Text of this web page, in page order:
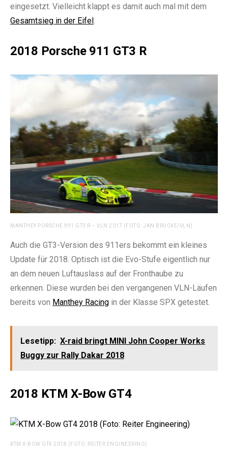
eingesetzt. Vielleicht klappt es damit auch mal mit dem
Gesamtsieg in der Eifel .
2018 Porsche 911 GT3 R
MANTHEY PORSCHE 991 GT3 R – VLN 2017 (FOTO: JAN BRUCKE/VLN)
Auch die GT3-Version des 911ers bekommt ein kleines
Update für 2018. Optisch ist die Evo-Stufe eigentlich nur
an dem neuen Luftauslass auf der Fronthaube zu
erkennen. Diese wurden bei den vergangenen VLN-Läufen
bereits von Manthey Racing in der Klasse SPX getestet.
Lesetipp: X-raid bringt MINI John Cooper Works
Buggy zur Rally Dakar 2018
2018 KTM X-Bow GT4
KTM X-BOW GT4 2018 (FOTO: REITER ENGINEERING)